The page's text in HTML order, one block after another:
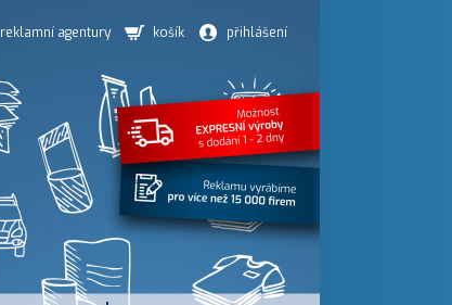
reklamní agentury košík přihlášení